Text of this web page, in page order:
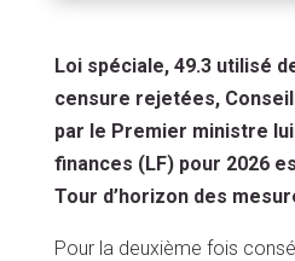
Loi spéciale, 49.3 utilisé
censure rejetées,
par le Premier ministre
finances (LF) pour 2026
Tour d’horizon des
Pour la deuxième fois